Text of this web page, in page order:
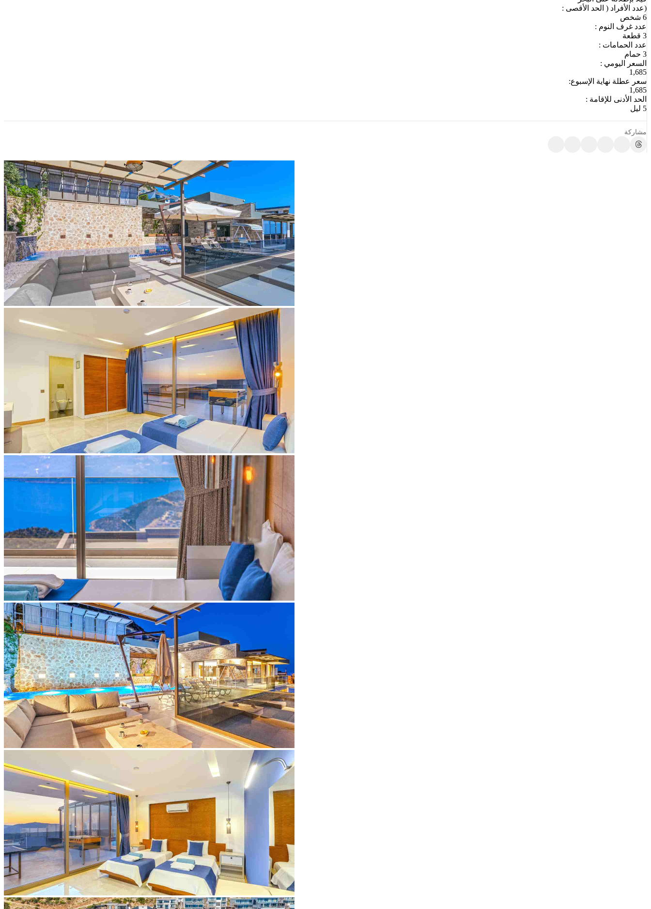
(عدد الأفراد ( الحد الأقصى :
6 شخص
عدد غرف النوم :
3 قطعة
عدد الحمامات :
3 حمام
السعر اليومي :
1,685
سعر عطلة نهاية الإسبوع:
1,685
الحد الأدنى للإقامة :
5 ليل
مشاركة